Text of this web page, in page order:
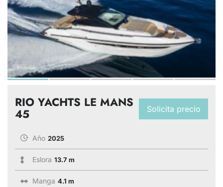
Solicita precio
RIO YACHTS LE MANS
45
Año 2025
Eslora 13.7 m
Manga 4.1 m